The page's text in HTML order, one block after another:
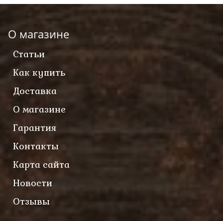
О магазине
Статьи
Как купить
Доставка
О магазине
Гарантия
Контакты
Карта сайта
Новости
Отзывы